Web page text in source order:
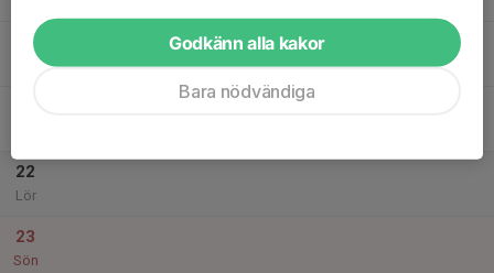
20
22
Lör
23
Sön
Godkänn alla kakor
Bara nödvändiga